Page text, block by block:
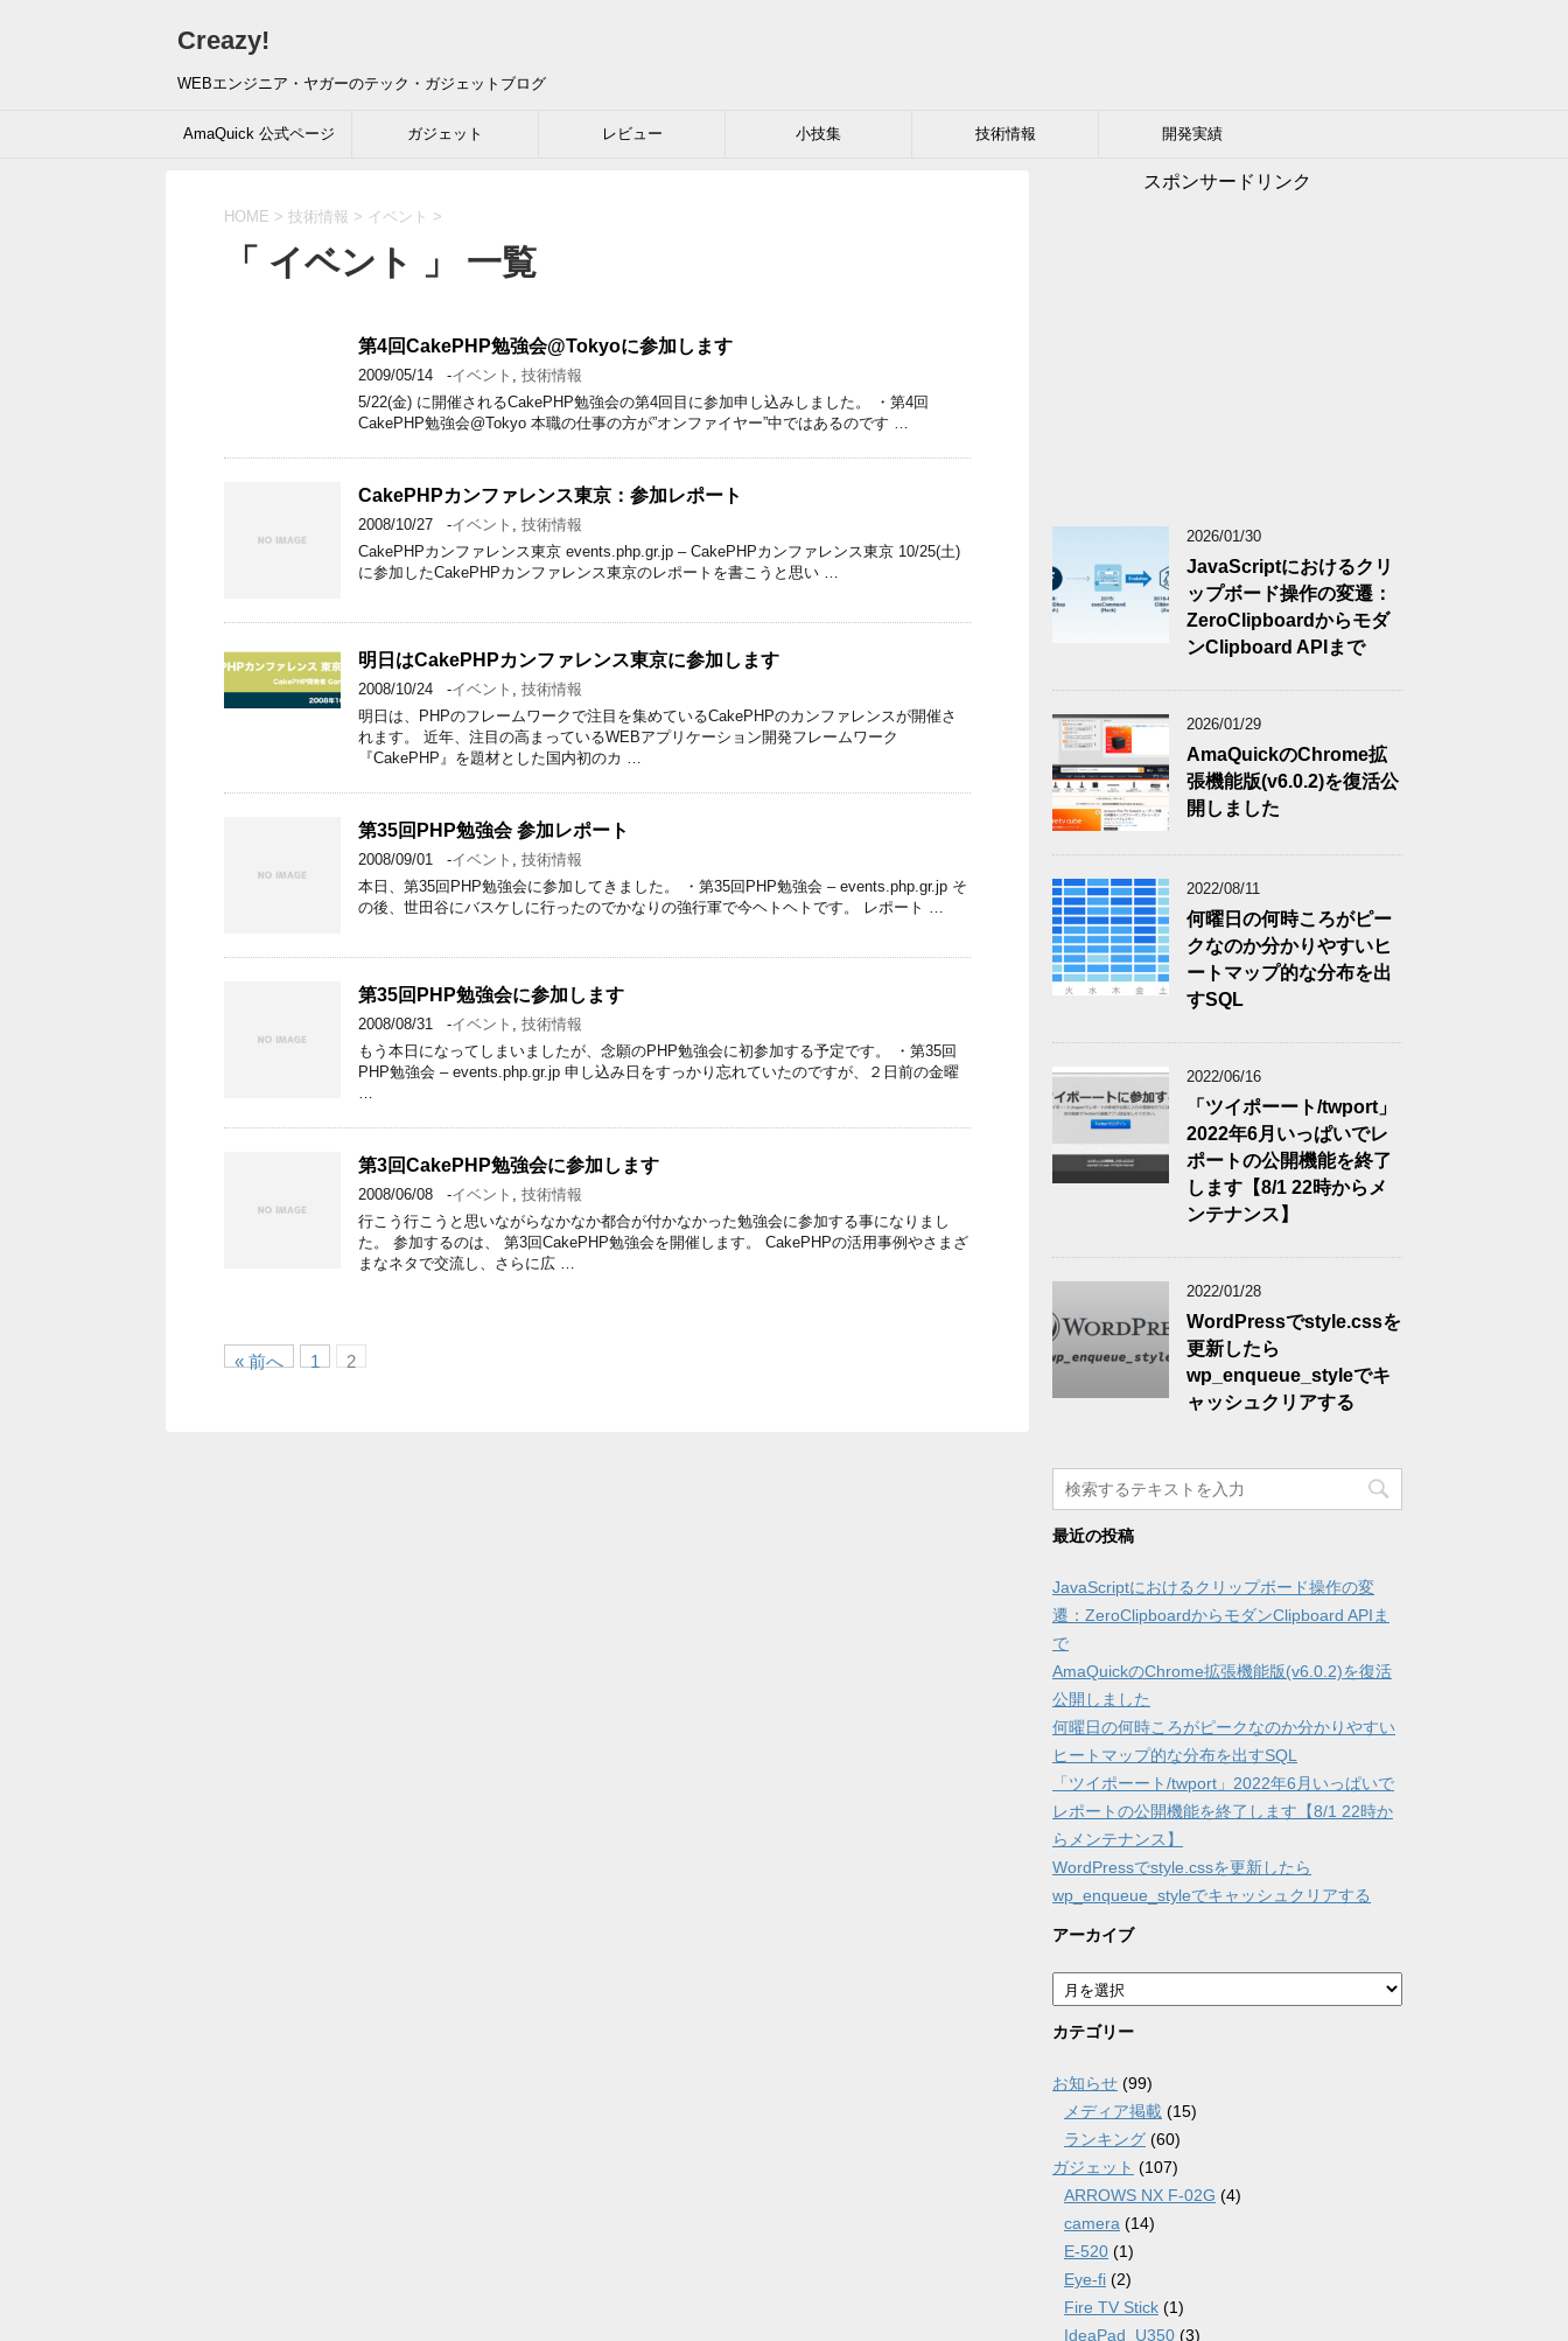
Creazy!
WEBエンジニア・ヤガーのテック・ガジェットブログ
AmaQuick 公式ページ ガジェット レビュー 小技集 技術情報 開発実績
HOME > 技術情報 > イベント >
「 イベント 」 一覧
第4回CakePHP勉強会@Tokyoに参加します
2009/05/14 -イベント , 技術情報
5/22(金) に開催されるCakePHP勉強会の第4回目に参加申し込みしました。 ・第4回
CakePHP勉強会@Tokyo 本職の仕事の方が”オンファイヤー”中ではあるのです …
CakePHPカンファレンス東京：参加レポート
2008/10/27 -イベント , 技術情報
CakePHPカンファレンス東京 events.php.gr.jp – CakePHPカンファレンス東京 10/25(土)
に参加したCakePHPカンファレンス東京のレポートを書こうと思い …
明日はCakePHPカンファレンス東京に参加します
2008/10/24 -イベント , 技術情報
明日は、PHPのフレームワークで注目を集めているCakePHPのカンファレンスが開催さ
れます。 近年、注目の高まっているWEBアプリケーション開発フレームワーク
『CakePHP』を題材とした国内初のカ …
第35回PHP勉強会 参加レポート
2008/09/01 -イベント , 技術情報
本日、第35回PHP勉強会に参加してきました。 ・第35回PHP勉強会 – events.php.gr.jp そ
の後、世田谷にバスケしに行ったのでかなりの強行軍で今ヘトヘトです。 レポート …
第35回PHP勉強会に参加します
2008/08/31 -イベント , 技術情報
もう本日になってしまいましたが、念願のPHP勉強会に初参加する予定です。 ・第35回
PHP勉強会 – events.php.gr.jp 申し込み日をすっかり忘れていたのですが、２日前の金曜
…
第3回CakePHP勉強会に参加します
2008/06/08 -イベント , 技術情報
行こう行こうと思いながらなかなか都合が付かなかった勉強会に参加する事になりまし
た。 参加するのは、 第3回CakePHP勉強会を開催します。 CakePHPの活用事例やさまざ
まなネタで交流し、さらに広 …
« 前へ 1 2
スポンサードリンク
2026/01/30
JavaScriptにおけるクリ
ップボード操作の変遷：
ZeroClipboardからモダ
ンClipboard APIまで
2026/01/29
AmaQuickのChrome拡
張機能版(v6.0.2)を復活公
開しました
2022/08/11
何曜日の何時ころがピー
クなのか分かりやすいヒ
ートマップ的な分布を出
すSQL
2022/06/16
「ツイポーート/twport」
2022年6月いっぱいでレ
ポートの公開機能を終了
します【8/1 22時からメ
ンテナンス】
2022/01/28
WordPressでstyle.cssを
更新したら
wp_enqueue_styleでキ
ャッシュクリアする
最近の投稿
JavaScriptにおけるクリップボード操作の変
遷：ZeroClipboardからモダンClipboard APIま
で
AmaQuickのChrome拡張機能版(v6.0.2)を復活
公開しました
何曜日の何時ころがピークなのか分かりやすい
ヒートマップ的な分布を出すSQL
「ツイポーート/twport」2022年6月いっぱいで
レポートの公開機能を終了します【8/1 22時か
らメンテナンス】
WordPressでstyle.cssを更新したら
wp_enqueue_styleでキャッシュクリアする
アーカイブ
ア
ー
カ
ブ
カテゴリー
お知らせ (99)
メディア掲載 (15)
ランキング (60)
ガジェット (107)
ARROWS NX F-02G (4)
camera (14)
E-520 (1)
Eye-fi (2)
Fire TV Stick (1)
IdeaPad_U350 (3)